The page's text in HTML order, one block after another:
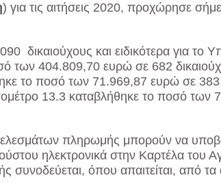
) για τις αιτήσεις 2020, προχώρησε
δικαιούχους και ειδικότερα για το
των 404.809,70 ευρώ σε 682
το ποσό των 71.969,87 ευρώ σε 383
13.3 καταβλήθηκε το ποσό των
πληρωμής μπορούν να
ηλεκτρονικά στην Καρτέλα του
όπου απαιτείται, από τα